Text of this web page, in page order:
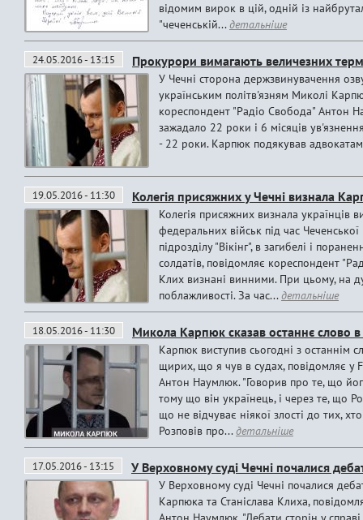
відомим вирок в цій, одній із
"чеченській...детальніше
24.05.2016 - 13:15 Прокурори вимагають величезних
У Чечні сторона держзвинувачення
українським політв'язням Миколі
кореспондент "Радіо Свобода" Антон
зажадало 22 роки і 6 місяців
- 22 роки. Карпюк подякував адвокатам,
19.05.2016 - 11:30 Колегія присяжних у Чечні визнала
Колегія присяжних визнала українців
федеральних військ під час
підрозділу "Вікінг", в загибелі і
солдатів, повідомляє кореспондент
Клих визнані винними. При цьому, на
поблажливості. За час...детальніше
18.05.2016 - 11:30 Микола Карпюк сказав останнє слово в
Карпюк виступив сьогодні з останнім
щирих, що я чув в судах, повідомляє у
Антон Наумлюк. "Говорив про те, що
тому що він українець, і через те, що
що не відчуває ніякої злості до тих,
Розповів про...детальніше
17.05.2016 - 13:15 У Верховному суді Чечні почалися
У Верховному суді Чечні почалися
Карпюка та Станіслава Клиха,